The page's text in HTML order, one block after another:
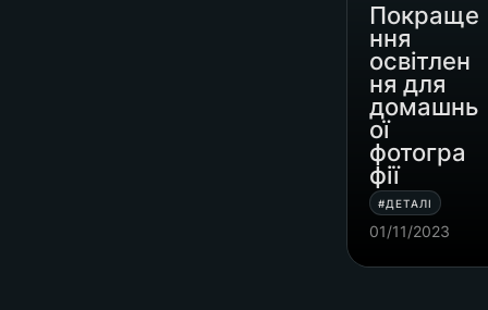
Покраще
ння
освітлен
ня для
домашнь
ої
фотогра
фії
#ДЕТАЛІ
01/11/2023